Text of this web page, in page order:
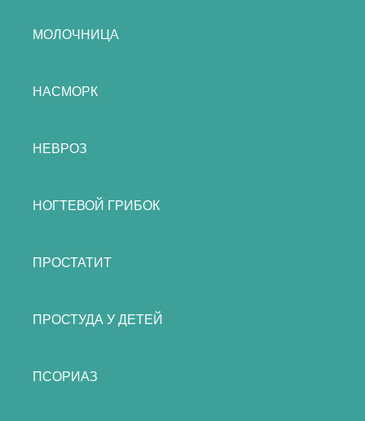
МОЛОЧНИЦА
НАСМОРК
НЕВРОЗ
НОГТЕВОЙ ГРИБОК
ПРОСТАТИТ
ПРОСТУДА У ДЕТЕЙ
ПСОРИАЗ